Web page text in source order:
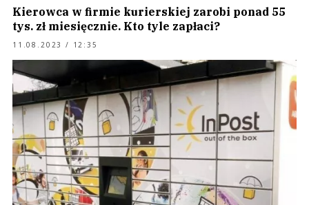
Kierowca w firmie kurierskiej zarobi ponad 55
tys. zł miesięcznie. Kto tyle zapłaci?
11.08.2023 / 12:35